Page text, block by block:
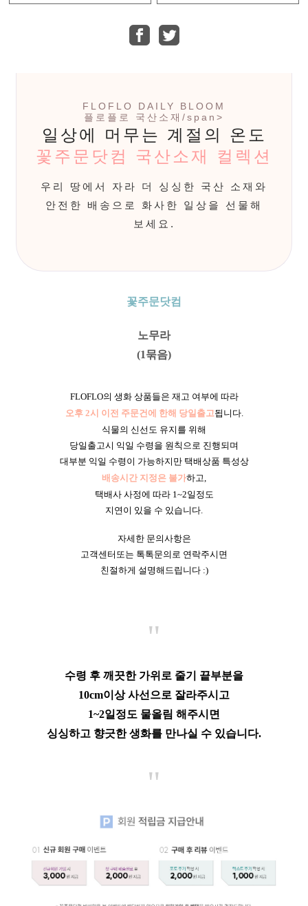
FLOFLO DAILY BLOOM
플로플로 국산소재/span>
일상에 머무는 계절의 온도
꽃주문닷컴 국산소재 컬렉션
우리 땅에서 자라 더 싱싱한 국산 소재와
안전한 배송으로 화사한 일상을 선물해
보세요.
꽃주문닷컴
노무라
(1묶음)
FLOFLO의 생화 상품들은 재고 여부에 따라
오후 2시 이전 주문건에 한해 당일출고됩니다.
식물의 신선도 유지를 위해
당일출고시 익일 수령을 원칙으로 진행되며
대부분 익일 수령이 가능하지만 택배상품 특성상
배송시간 지정은 불가하고,
택배사 사정에 따라 1~2일정도
지연이 있을 수 있습니다.
자세한 문의사항은
고객센터또는 톡톡문의로 연락주시면
친절하게 설명해드립니다 :)
"
수령 후 깨끗한 가위로 줄기 끝부분을
10cm이상 사선으로 잘라주시고
1~2일정도 물올림 해주시면
싱싱하고 향긋한 생화를 만나실 수 있습니다.
"